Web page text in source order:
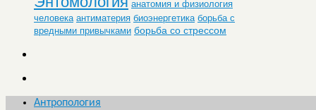
анатомия и физиология
человека антиматерия биоэнергетика борьба с
вредными привычками борьба со стрессом
Антропология